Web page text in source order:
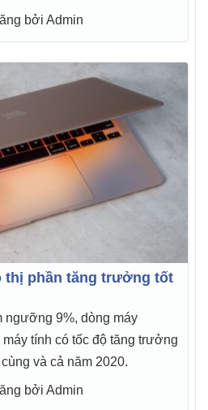
bởi Admin
thị phần tăng trưởng tốt
ngưỡng 9%, dòng máy
tính có tốc độ tăng trưởng
và cả năm 2020.
bởi Admin